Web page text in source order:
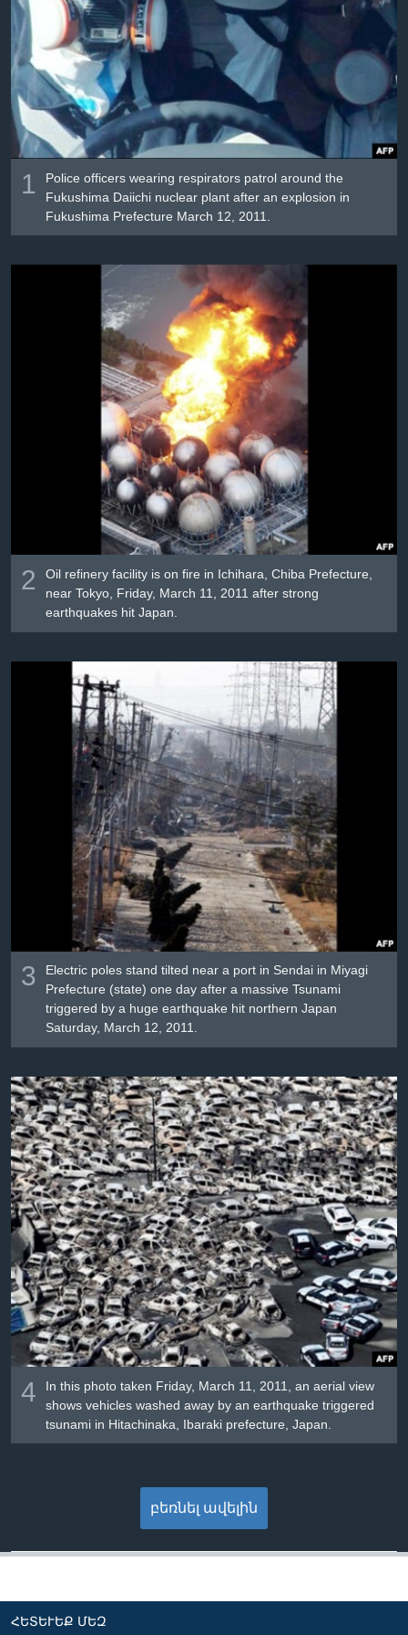
Լեզուներ
1
Police officers wearing respirators patrol around the
Fukushima Daiichi nuclear plant after an explosion in
Fukushima Prefecture March 12, 2011.
2
Oil refinery facility is on fire in Ichihara, Chiba Prefecture,
near Tokyo, Friday, March 11, 2011 after strong
earthquakes hit Japan.
3
Electric poles stand tilted near a port in Sendai in Miyagi
Prefecture (state) one day after a massive Tsunami
triggered by a huge earthquake hit northern Japan
Saturday, March 12, 2011.
4
In this photo taken Friday, March 11, 2011, an aerial view
shows vehicles washed away by an earthquake triggered
tsunami in Hitachinaka, Ibaraki prefecture, Japan.
բեռնել ավելին
ՀԵՏԵՒԵՔ ՄԵԶ